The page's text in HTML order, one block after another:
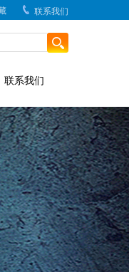
联系我们
联系我们